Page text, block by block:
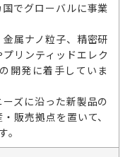
でグローバルに事業
属ナノ粒子、精密研
リンティッドエレク
開発に着手していま
ズに沿った新製品の
販売拠点を置いて、